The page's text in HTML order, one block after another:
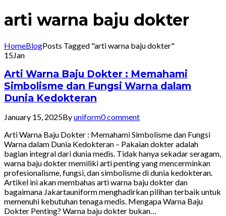
arti warna baju dokter
HomeBlogPosts Tagged "arti warna baju dokter"
15Jan
Arti Warna Baju Dokter : Memahami
Simbolisme dan Fungsi Warna dalam
Dunia Kedokteran
January 15, 2025Byuniform0 comment
Arti Warna Baju Dokter : Memahami Simbolisme dan Fungsi
Warna dalam Dunia Kedokteran – Pakaian dokter adalah
bagian integral dari dunia medis. Tidak hanya sekadar seragam,
warna baju dokter memiliki arti penting yang mencerminkan
profesionalisme, fungsi, dan simbolisme di dunia kedokteran.
Artikel ini akan membahas arti warna baju dokter dan
bagaimana Jakartauniform menghadirkan pilihan terbaik untuk
memenuhi kebutuhan tenaga medis. Mengapa Warna Baju
Dokter Penting? Warna baju dokter bukan…